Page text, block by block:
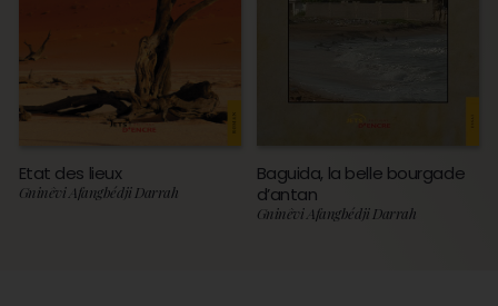
Etat des lieux
Gninêvi Afangbédji Darrah
Baguida, la belle bourgade
d’antan
Gninêvi Afangbédji Darrah